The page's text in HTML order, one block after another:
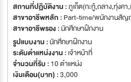
สถานที่ปฏิบัติงาน :ภูเก็ต(กะทู้,ถลาง,ทุ่งคา,
สาขาอาชีพหลัก : Part-time/พนักงานสัญ
สาขาอาชีพรอง :นักศึกษาฝึกงาน
รูปแบบงาน :นักศึกษาฝึกงาน
ระดับตำแหน่งงาน : เจ้าหน้าที่
จำนวนที่รับ : 10 ตำแหน่ง
เงินเดือน(บาท) :3,000